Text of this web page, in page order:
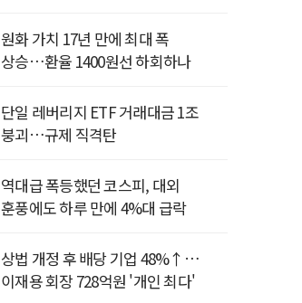
원화 가치 17년 만에 최대 폭
상승…환율 1400원선 하회하나
단일 레버리지 ETF 거래대금 1조
붕괴…규제 직격탄
역대급 폭등했던 코스피, 대외
훈풍에도 하루 만에 4%대 급락
상법 개정 후 배당 기업 48%↑…
이재용 회장 728억원 '개인 최다'